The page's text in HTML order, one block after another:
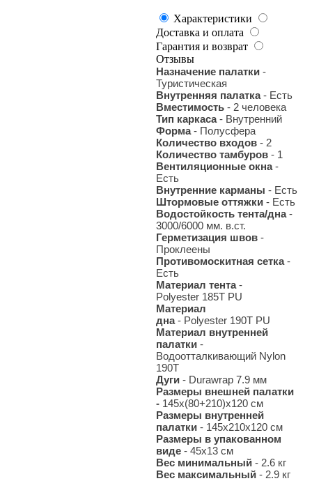
Характеристики
Доставка и оплата
Гарантия и возврат
Отзывы
Назначение палатки -
Туристическая
Внутренняя палатка- Есть
Вместимость - 2 человека
Тип каркаса- Внутренний
Форма- Полусфера
Количество входов - 2
Количество тамбуров - 1
Вентиляционные окна-
Есть
Внутренние карманы - Есть
Штормовые оттяжки - Есть
Водостойкость тента/дна-
3000/6000 мм. в.ст.
Герметизация швов -
Проклеены
Противомоскитная сетка-
Есть
Материал тента-
Polyester 185T PU
Материал
дна- Polyester 190T PU
Материал внутренней
палатки -
Водоотталкивающий Nylon
190T
Дуги - Durawrap 7.9 мм
Размеры внешней палатки
- 145х(80+210)х120 см
Размеры внутренней
палатки - 145х210х120 см
Размеры в упакованном
виде - 45x13 см
Вес минимальный - 2.6 кг
Вес максимальный - 2.9 кг